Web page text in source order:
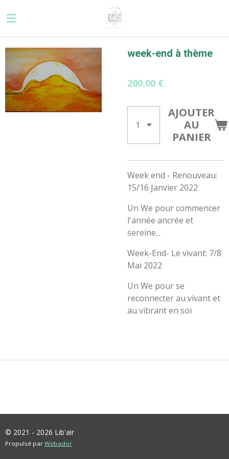
au
principal
week-end à thème
200,00 €
AJOUTER
AU
PANIER
Week end - Renouveau:
15/16 Janvier 2022
Un We pour commencer
l'année ancrée et
sereine...
Week-End- Le vivant: 7/8
Mai 2022
Un We pour se
reconnecter au vivant et
au vibrant en soi
© 2021 - 2026 Lib'air
Propulsé par Webador